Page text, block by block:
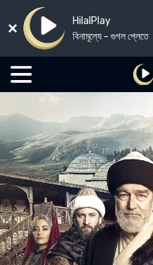
HilalPlay
বিনামূল্যে - গুগল প্লেতে